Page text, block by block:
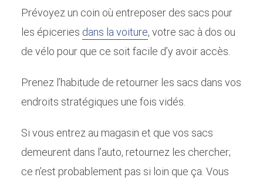
Prévoyez un coin où entreposer des sacs pour
les épiceries dans la voiture, votre sac à dos ou
de vélo pour que ce soit facile d’y avoir accès.
Prenez l’habitude de retourner les sacs dans vos
endroits stratégiques une fois vidés.
Si vous entrez au magasin et que vos sacs
demeurent dans l’auto, retournez les chercher;
ce n’est probablement pas si loin que ça. Vous